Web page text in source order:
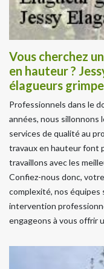
Vous cherchez
en hauteur ?
élagueurs
Professionnels dans le
années, nous sillonnons
services de qualité au
travaux en hauteur font
travaillons avec les
Confiez-nous donc,
complexité, nos équipes
intervention
engageons à vous offrir